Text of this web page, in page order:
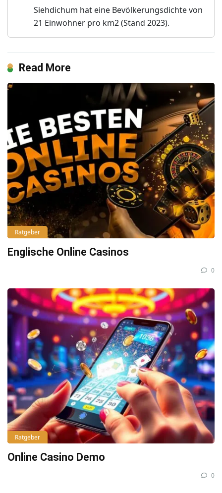
Siehdichum hat eine Bevölkerungsdichte von
21 Einwohner pro km2 (Stand 2023).
Read More
Ratgeber
Englische Online Casinos
0
Ratgeber
Online Casino Demo
0